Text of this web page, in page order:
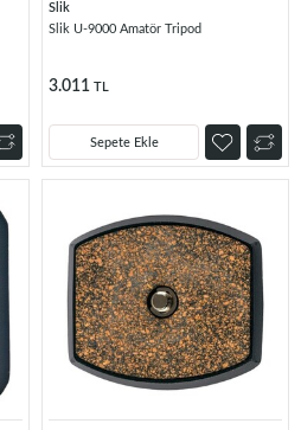
Slik
Slik U-9000 Amatör Tripod
3.011 TL
Sepete Ekle